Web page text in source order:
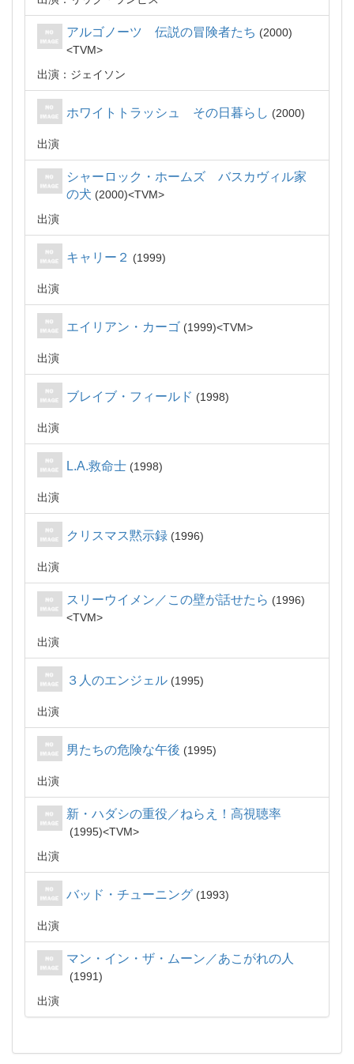
アルゴノーツ 伝説の冒険者たち
2000
TVM
出演：ジェイソン
ホワイトトラッシュ その日暮らし 2000
出演
シャーロック・ホームズ バスカヴィル家
の犬
2000
TVM
出演
キャリー２ 1999
出演
エイリアン・カーゴ 1999 TVM
出演
ブレイブ・フィールド 1998
出演
L.A.救命士 1998
出演
クリスマス黙示録 1996
出演
スリーウイメン／この壁が話せたら
1996
TVM
出演
３人のエンジェル 1995
出演
男たちの危険な午後 1995
出演
新・ハダシの重役／ねらえ！高視聴率
1995
TVM
出演
バッド・チューニング 1993
出演
マン・イン・ザ・ムーン／あこがれの人
1991
出演